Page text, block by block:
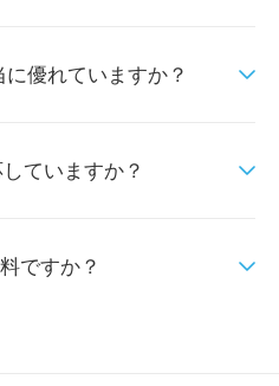
に優れていますか？
ていますか？
ですか？